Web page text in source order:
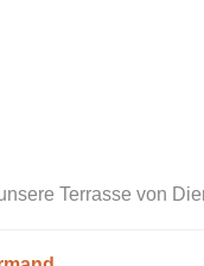
Terrasse von